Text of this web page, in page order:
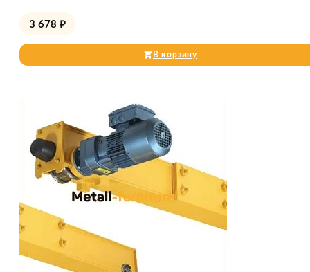
3 678 ₽
В корзину